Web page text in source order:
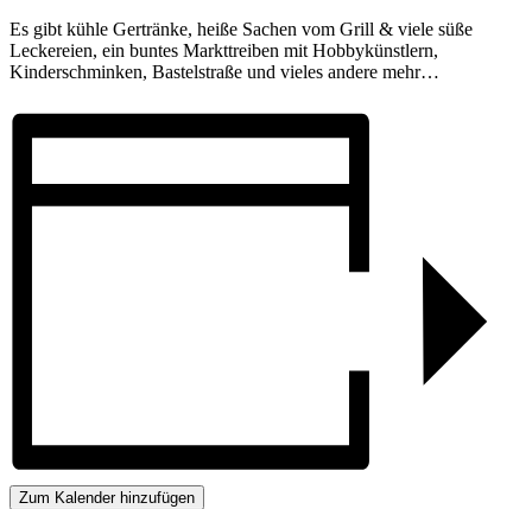
Es gibt kühle Gertränke, heiße Sachen vom Grill & viele süße
Leckereien, ein buntes Markttreiben mit Hobbykünstlern,
Kinderschminken, Bastelstraße und vieles andere mehr…
Zum Kalender hinzufügen